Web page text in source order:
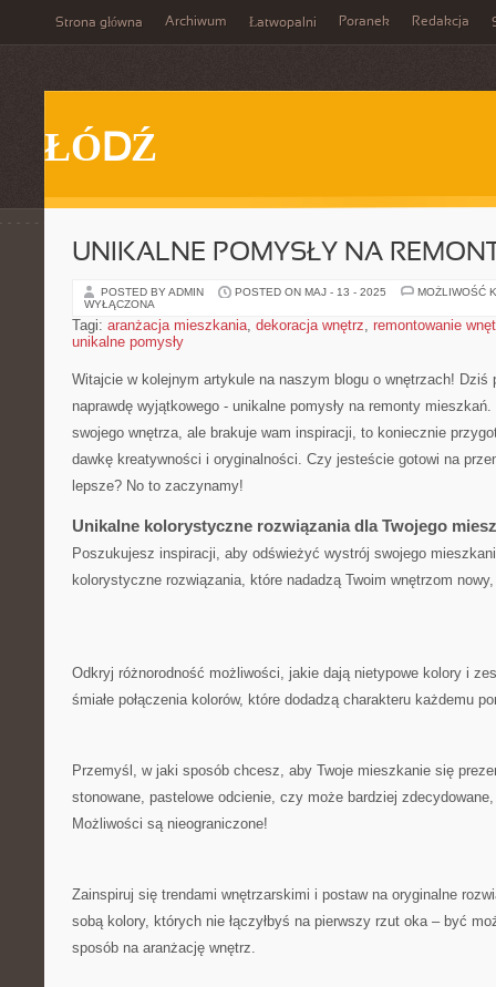
Strona główna Archiwum Łatwopalni Poranek Redakcja
ŁÓDŹ
UNIKALNE POMYSŁY NA
POSTED BY ADMIN POSTED ON MAJ - 13 - 2025
MOŻLIWOŚĆ
WYŁĄCZONA
Tagi: aranżacja mieszkania, dekoracja wnętrz, remontowanie
unikalne pomysły
Witajcie ⁤w kolejnym artykule na naszym blogu o wnętrzach! Dziś
naprawdę wyjątkowego‍ -⁣ unikalne pomysły na remonty
swojego wnętrza, ale brakuje wam inspiracji, to koniecznie
dawkę kreatywności i oryginalności. Czy jesteście gotowi na
lepsze? No to zaczynamy!
Unikalne kolorystyczne rozwiązania dla Twojego
Poszukujesz inspiracji, aby odświeżyć wystrój swojego
kolorystyczne rozwiązania, które nadadzą Twoim wnętrzom
Odkryj różnorodność możliwości, jakie dają nietypowe kolory i
śmiałe połączenia kolorów, które dodadzą charakteru każdemu
Przemyśl, w jaki sposób chcesz, aby Twoje mieszkanie się
stonowane, pastelowe odcienie, czy może bardziej
Możliwości ⁢są nieograniczone!
Zainspiruj się trendami wnętrzarskimi i postaw na oryginalne⁢
sobą ​kolory, których nie łączyłbyś na pierwszy rzut oka – być
sposób na aranżację wnętrz.